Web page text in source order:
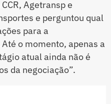
Agetransp e
e perguntou qual
para a
o momento, apenas a
atual ainda não é
da negociação”.